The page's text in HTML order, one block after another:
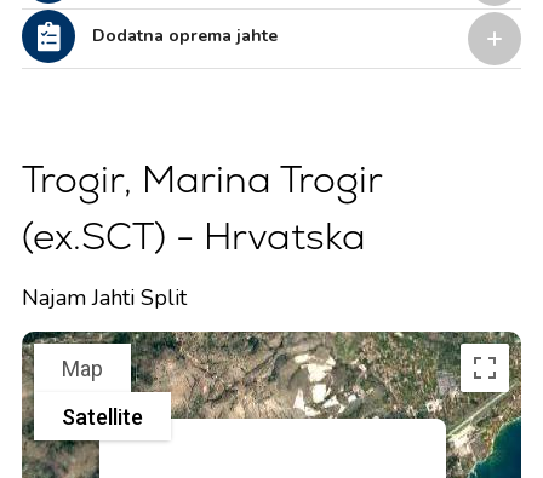
Dodatna oprema jahte
Trogir, Marina Trogir
(ex.SCT) - Hrvatska
Najam Jahti Split
Map
Satellite